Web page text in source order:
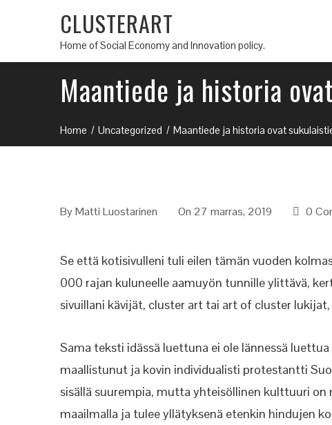
CLUSTERART
Home of Social Economy and Innovation policy.
Maantiede ja historia
Home Uncategorized Maantiede ja historia ovat
ByMatti Luostarinen On 27 marras, 2019 0
Se että kotisivulleni tuli eilen tämän vuoden
000 rajan kuluneelle aamuyön tunnille ylittävä,
sivuillani kävijät, cluster art tai art of cluster
Sama teksti idässä luettuna ei ole lännessä
maallistunut ja kovin individualisti protestantti
sisällä suurempia, mutta yhteisöllinen kulttuuri
maailmalla ja tulee yllätyksenä etenkin hindujen